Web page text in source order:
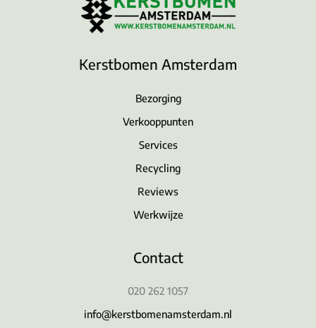
Kerstbomen Amsterdam
Bezorging
Verkooppunten
Services
Recycling
Reviews
Werkwijze
Contact
020 262 1057
info@kerstbomenamsterdam.nl